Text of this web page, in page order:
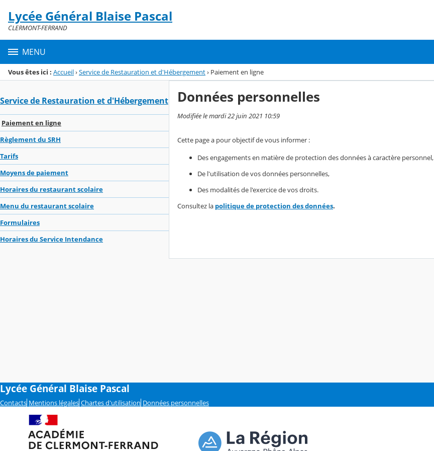
Menu de la rubrique
Contenu
Lycée Général Blaise Pascal
CLERMONT-FERRAND
MENU
Vous êtes ici : Accueil›Service de Restauration et d'Hébergement› Paiement en ligne
Service de Restauration et d'Hébergement
Paiement en ligne
Règlement du SRH
Tarifs
Moyens de paiement
Horaires du restaurant scolaire
Menu du restaurant scolaire
Formulaires
Horaires du Service Intendance
Données personnelles
Modifiée le mardi 22 juin 2021 10:59
Cette page a pour objectif de vous informer :
Des engagements en matière de protection des données à caractère personnel,
De l'utilisation de vos données personnelles,
Des modalités de l'exercice de vos droits.
Consultez la politique de protection des données.
Lycée Général Blaise Pascal
Contacts Mentions légales Chartes d'utilisation Données personnelles